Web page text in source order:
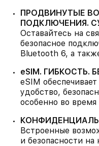
ПРОДВИНУТЫЕ
ПОДКЛЮЧЕНИЯ.
Оставайтесь на
безопасное
Bluetooth 6, а
eSIM. ГИБКОСТЬ.
eSIM
удобство,
особенно во
Встроенные
и безопасности на